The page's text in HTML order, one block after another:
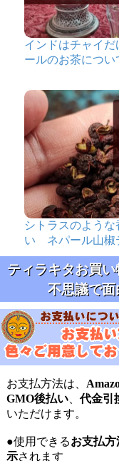
インドはチャイだ
ールのお茶につい
シトラスのよう
い ネパール山椒
ティラキタお買
不思議で
お支払方法は、
GMO後払い、代金引
いただけます。
●使用できるお支払
示されます